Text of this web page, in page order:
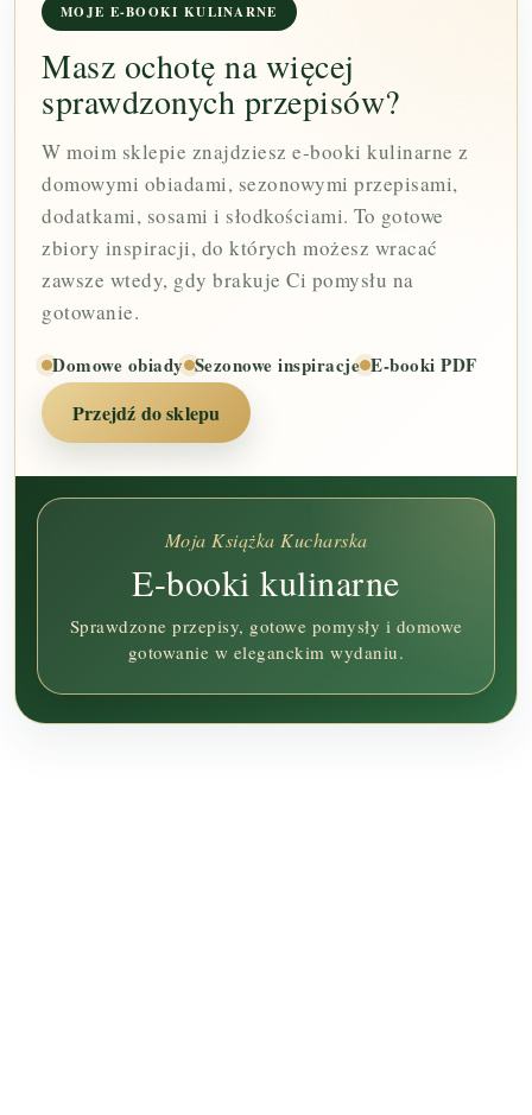
MOJE E-BOOKI KULINARNE
Masz ochotę na więcej
sprawdzonych przepisów?
W moim sklepie znajdziesz e-booki kulinarne z
domowymi obiadami, sezonowymi przepisami,
dodatkami, sosami i słodkościami. To gotowe
zbiory inspiracji, do których możesz wracać
zawsze wtedy, gdy brakuje Ci pomysłu na
gotowanie.
Domowe obiady Sezonowe inspiracje E-booki PDF
Przejdź do sklepu
Moja Książka Kucharska
E-booki kulinarne
Sprawdzone przepisy, gotowe pomysły i domowe
gotowanie w eleganckim wydaniu.